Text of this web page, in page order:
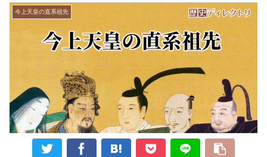
今上天皇の直系祖先